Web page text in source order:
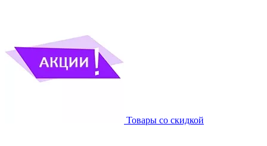
Товары со скидкой